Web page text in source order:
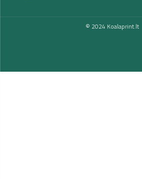
© 2024 Koalaprint.lt